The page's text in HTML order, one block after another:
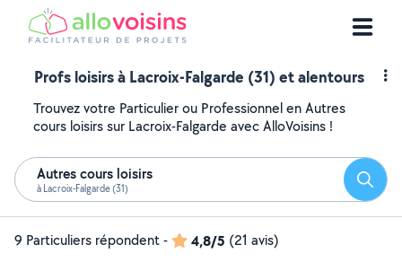
Profs loisirs à Lacroix-Falgarde (31) et alentours
Trouvez votre Particulier ou Professionnel en Autres
cours loisirs sur Lacroix-Falgarde avec AlloVoisins !
Autres cours loisirs
à Lacroix-Falgarde (31)
9 Particuliers répondent- 4,8/5 (21 avis)